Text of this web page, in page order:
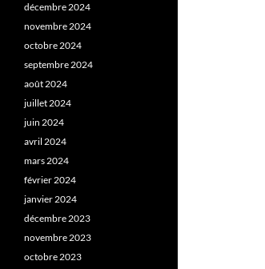
décembre 2024
novembre 2024
octobre 2024
septembre 2024
août 2024
juillet 2024
juin 2024
avril 2024
mars 2024
février 2024
janvier 2024
décembre 2023
novembre 2023
octobre 2023